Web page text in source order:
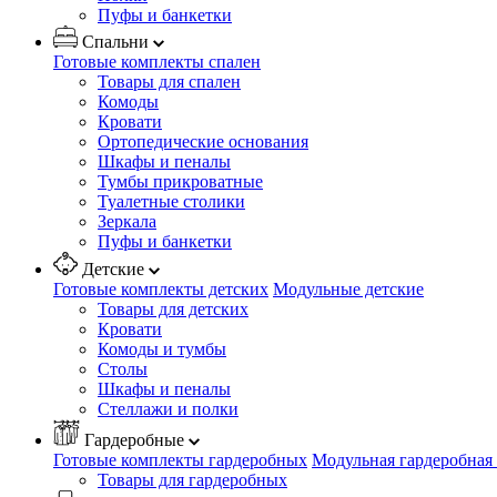
Пуфы и банкетки
Спальни
Готовые комплекты спален
Товары для спален
Комоды
Кровати
Ортопедические основания
Шкафы и пеналы
Тумбы прикроватные
Туалетные столики
Зеркала
Пуфы и банкетки
Детские
Готовые комплекты детских Модульные детские
Товары для детских
Кровати
Комоды и тумбы
Столы
Шкафы и пеналы
Стеллажи и полки
Гардеробные
Готовые комплекты гардеробных Модульная
Товары для гардеробных